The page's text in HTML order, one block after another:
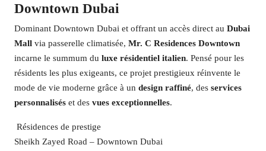
Downtown Dubai
Dominant Downtown Dubai et offrant un accès direct au Dubai
Mall via passerelle climatisée, Mr. C Residences Downtown
incarne le summum du luxe résidentiel italien. Pensé pour les
résidents les plus exigeants, ce projet prestigieux réinvente le
mode de vie moderne grâce à un design raffiné, des services
personnalisés et des vues exceptionnelles.
️ Résidences de prestige
Sheikh Zayed Road – Downtown Dubai